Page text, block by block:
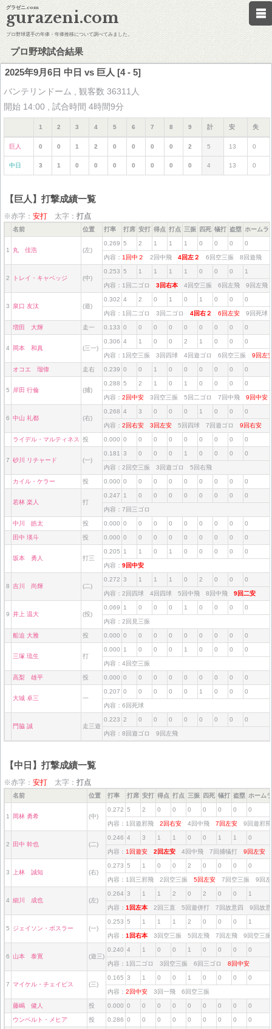
グラゼニ.com
gurazeni.com
プロ野球選手の年俸・年俸推移について調べてみました。
プロ野球試合結果
2025年9月6日 中日 vs 巨人 [4 - 5]
バンテリンドーム , 観客数 36311人
開始 14:00 , 試合時間 4時間9分
1 2 3 4 5 6 7 8 9 計 安 失
巨人 0 0 1 2 0 0 0 0 2 5 13 0
中日 3 1 0 0 0 0 0 0 0 4 13 0
【巨人】打撃成績一覧
※赤字： 安打 太字： 打点
名前 位置 打率 打席 安打 得点 打点 三振 四死 犠打 盗塁 ホームラ
1 丸 佳浩 (左)
0.269 5 2 1 1 1 0 0 0 0
内容： 1回中２ 2回中飛 4回左２ 6回空三振 8回遊飛
2 トレイ・キャベッジ (中)
0.253 5 1 1 1 1 0 0 0 1
内容：1回二ゴロ 3回右本 4回空三振 6回左飛 9回左
3 泉口 友汰 (遊)
0.302 4 2 0 1 0 1 0 0 0
内容：1回二ゴロ 3回二ゴロ 4回右２ 6回左安 9回死
増田 大輝 走一 0.133 0 0 0 0 0 0 0 0 0
4 岡本 和真 (三一)
0.306 4 1 0 0 2 1 0 0 0
内容：1回空三振 3回四球 4回遊ゴロ 6回空三振 9回
オコエ 瑠偉 走右 0.239 0 0 1 0 0 0 0 0 0
5 岸田 行倫 (捕)
0.288 5 2 1 0 1 0 0 0 0
内容： 2回中安 3回空三振 5回二ゴロ 7回中飛 9回中
6 中山 礼都 (右)
0.268 4 3 0 0 0 1 0 0 0
内容： 2回右安 3回左安 5回四球 7回遊ゴロ 9回右安
ライデル・マルティネス 投 0.000 0 0 0 0 0 0 0 0 0
7 砂川 リチャード (一)
0.181 3 0 0 0 1 0 0 0 0
内容：2回空三振 3回遊ゴロ 5回右飛
カイル・ケラー 投 0.000 0 0 0 0 0 0 0 0 0
若林 楽人 打
0.247 1 0 0 0 0 0 0 0 0
内容：7回三ゴロ
中川 皓太 投 0.000 0 0 0 0 0 0 0 0 0
田中 瑛斗 投 0.000 0 0 0 0 0 0 0 0 0
坂本 勇人 打三
0.205 1 1 0 1 0 0 0 0 0
内容： 9回中安
8 吉川 尚輝 (二)
0.272 3 1 1 1 0 2 0 0 0
内容：2回四球 4回四球 5回中飛 8回中飛 9回二安
9 井上 温大 (投)
0.069 1 0 0 0 1 0 0 0 0
内容：2回見三振
船迫 大雅 投 0.000 0 0 0 0 0 0 0 0 0
三塚 琉生 打
0.000 1 0 0 0 1 0 0 0 0
内容：4回空三振
高梨 雄平 投 0.000 0 0 0 0 0 0 0 0 0
大城 卓三 一
0.207 0 0 0 0 0 1 0 0 0
内容：6回死球
門脇 誠 走三遊
0.223 2 0 0 0 0 0 0 0 0
内容：8回遊ゴロ 9回左飛
【中日】打撃成績一覧
※赤字： 安打 太字： 打点
名前 位置 打率 打席 安打 得点 打点 三振 四死 犠打 盗塁 ホーム
1 岡林 勇希 (中)
0.272 5 2 0 0 0 0 0 0 0
内容：1回遊邪飛 2回右安 4回中飛 7回左安 9回遊邪
2 田中 幹也 (二)
0.246 4 3 1 1 0 0 1 1 0
内容： 1回遊安 2回左安 4回中飛 7回捕犠打 9回左安
3 上林 誠知 (右)
0.273 5 1 0 0 2 0 0 0 0
内容：1回三邪飛 2回空三振 5回左安 7回空三振 9回
4 細川 成也 (左)
0.264 3 1 1 2 0 2 0 0 1
内容： 1回左本 2回三直 5回遊併打 7回故意四 9回故
5 ジェイソン・ボスラー (一)
0.253 5 1 1 1 2 0 0 0 1
内容： 1回右本 3回空三振 5回左飛 7回左飛 9回空三
6 山本 泰寛 (遊三)
0.240 4 1 0 0 1 0 0 0 0
内容：1回二ゴロ 3回空三振 6回三ゴロ 8回中安
7 マイケル・チェイビス (三)
0.165 3 1 0 0 1 0 0 0 0
内容： 2回中安 3回一飛 6回空三振
藤嶋 健人 投 0.000 0 0 0 0 0 0 0 0 0
ウンベルト・メヒア 投 0.286 0 0 0 0 0 0 0 0 0